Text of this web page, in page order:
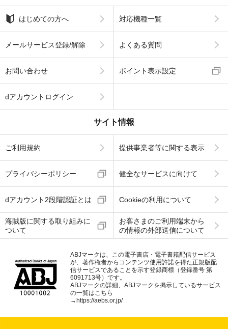
はじめての方へ 対応機種一覧
メールサービス登録/解除 よくある質問
お問い合わせ ポイント表示設定
dアカウントログイン
サイト情報
ご利用規約 提供事業者等に関する表示
プライバシーポリシー 健全なサービスに向けて
dアカウント2段階認証とは Cookieの利用について
海賊版に関する取り組みに
ついて
お客さまのご利用端末から
の情報の外部送信について
ABJマークは、この電子書店・電子書籍配信サービス
が、著作権者からコンテンツ使用許諾を得た正規版配
信サービスであることを示す登録商標（登録番号 第
6091713号）です。
ABJマークの詳細、ABJマークを掲示しているサービス
の一覧はこちら
→https://aebs.or.jp/